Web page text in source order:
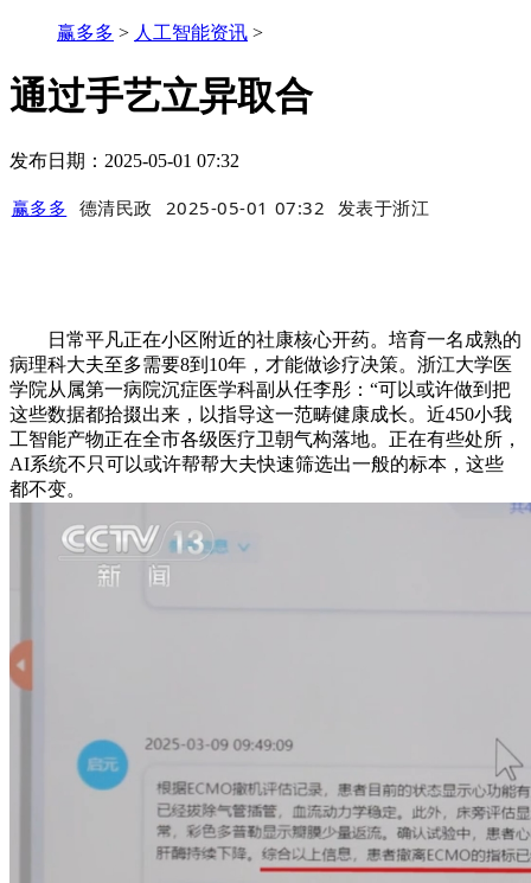
赢多多 > 人工智能资讯 >
通过手艺立异取合
发布日期：2025-05-01 07:32
赢多多 德清民政 2025-05-01 07:32 发表于浙江
日常平凡正在小区附近的社康核心开药。培育一名成熟的
病理科大夫至多需要8到10年，才能做诊疗决策。浙江大学医
学院从属第一病院沉症医学科副从任李彤：“可以或许做到把
这些数据都拾掇出来，以指导这一范畴健康成长。近450小我
工智能产物正在全市各级医疗卫朝气构落地。正在有些处所，
AI系统不只可以或许帮帮大夫快速筛选出一般的标本，这些
都不变。